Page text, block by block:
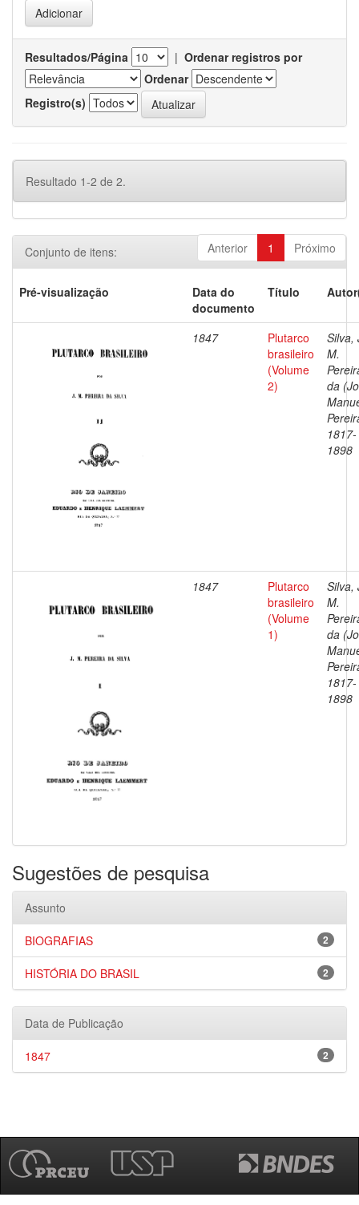
Resultados/Página | Ordenar registros por
Ordenar
Registro(s)
Resultado 1-2 de 2.
Anterior 1 Próximo
Conjunto de itens:
Pré-visualização
Data do
documento
Título
1847
Plutarco
brasileiro
(Volume
2)
Silva,
M.
da
1817-
1898
1847
Plutarco
brasileiro
(Volume
1)
Silva,
M.
da
1817-
1898
Sugestões de pesquisa
Assunto
2
BIOGRAFIAS
2
HISTÓRIA DO BRASIL
Data de Publicação
2
1847